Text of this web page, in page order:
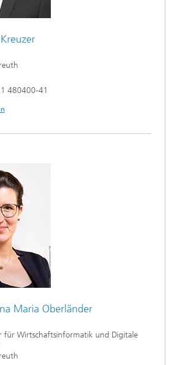
480400-41
Maria Oberländer
für Wirtschaftsinformatik und Digitale